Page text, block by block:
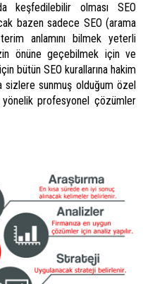
keşfedilebilir olması SEO
bazen sadece SEO (arama
anlamını bilmek yeterli
önüne geçebilmek için ve
bütün SEO kurallarına hakim
sunmuş olduğum özel
profesyonel çözümler